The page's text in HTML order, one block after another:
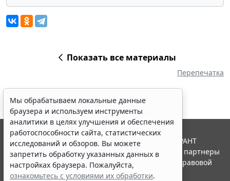
Показать все материалы
Перепечатка
Мы обрабатываем локальные данные
браузера и используем инструменты
аналитики в целях улучшения и обеспечения
работоспособности сайта, статистических
исследований и обзоров. Вы можете
запретить обработку указанных данных в
настройках браузера. Пожалуйста,
ознакомьтесь с условиями их обработки.
© ООО "НПП "ГАРАНТ-СЕРВИС", 2026. Система ГАРАНТ
выпускается с 1990 года. Компания "Гарант" и ее партнеры
являются участниками Российской ассоциации правовой
информации ГАРАНТ.